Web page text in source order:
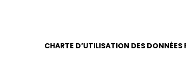
CHARTE D’UTILISATION DES DONNÉES